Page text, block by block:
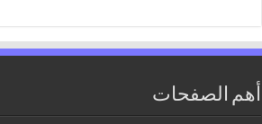
أهم الصفحات